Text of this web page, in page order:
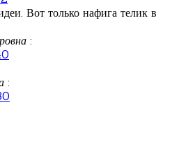
Вот только нафига телик в
:
: